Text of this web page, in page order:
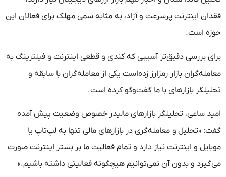
فقدان اینترنت پرسرعت و آزاد، به مثابه سمی مهلک برای فعالان این
حوزه است.
برای بررسی دقیق‌تر آسیبی که کندی و قطعی اینترنت و فیلترینگ به
معامله‌گران بازار رمزارز زده‌است یکی از معامله‌گران با سابقه و
تحلیلگر بازارهای با ما گفت‌وگو کرده است.
امید ساعی، تحلیلگر بازارهای مالیدر خصوص وضعیت پیش آمده
گفت: «تحلیل و معامله‌گری در بازارهای مالی تنها به لپ‌تاپ یا
موبایل و اینترنت نیاز دارد و تمام فعالیت ما بر بستر اینترنت صورت
می‌گیرد و بدون آن نمی‌توانیم هیچگونه فعالیتی داشته باشیم.»